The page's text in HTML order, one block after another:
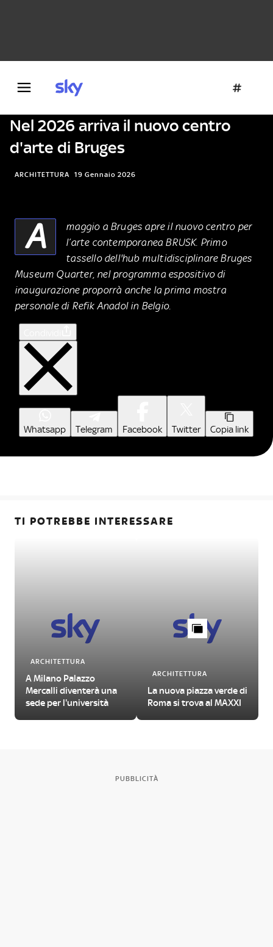
Nel 2026 arriva il nuovo centro
d'arte di Bruges
ARCHITETTURA 19 Gennaio 2026
A
maggio a Bruges apre il nuovo centro per
l’arte contemporanea BRUSK. Primo
tassello dell'hub multidisciplinare Bruges
Museum Quarter, nel programma espositivo di
inaugurazione proporrà anche la prima mostra
personale di Refik Anadol in Belgio.
Whatsapp Telegram Facebook Twitter Copia link
TI POTREBBE INTERESSARE
ARCHITETTURA
A Milano Palazzo
Mercalli diventerà una
sede per l'università
ARCHITETTURA
La nuova piazza verde di
Roma si trova al MAXXI
PUBBLICITÀ